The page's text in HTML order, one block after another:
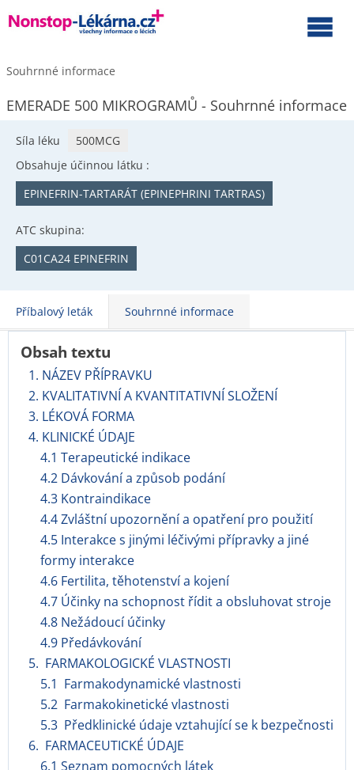
Souhrnné informace
EMERADE 500 MIKROGRAMŮ - Souhrnné informace
Síla léku
500MCG
Obsahuje účinnou látku :
EPINEFRIN-TARTARÁT (EPINEPHRINI TARTRAS)
ATC skupina:
C01CA24 EPINEFRIN
Příbalový leták Souhrnné informace
Obsah textu
1. NÁZEV PŘÍPRAVKU
2. KVALITATIVNÍ A KVANTITATIVNÍ SLOŽENÍ
3. LÉKOVÁ FORMA
4. KLINICKÉ ÚDAJE
4.1 Terapeutické indikace
4.2 Dávkování a způsob podání
4.3 Kontraindikace
4.4 Zvláštní upozornění a opatření pro použití
4.5 Interakce s jinými léčivými přípravky a jiné
formy interakce
4.6 Fertilita, těhotenství a kojení
4.7 Účinky na schopnost řídit a obsluhovat stroje
4.8 Nežádoucí účinky
4.9 Předávkování
5. FARMAKOLOGICKÉ VLASTNOSTI
5.1 Farmakodynamické vlastnosti
5.2 Farmakokinetické vlastnosti
5.3 Předklinické údaje vztahující se k bezpečnosti
6. FARMACEUTICKÉ ÚDAJE
6.1 Seznam pomocných látek